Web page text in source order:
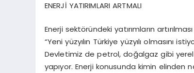
ENERJİ YATIRIMLARI ARTMALI
Enerji sektöründeki yatırımların
“Yeni yüzyılın Türkiye yüzyılı olmasını
Devletimiz de petrol, doğalgaz gibi yerel
yapıyor. Enerji konusunda kimin elinden